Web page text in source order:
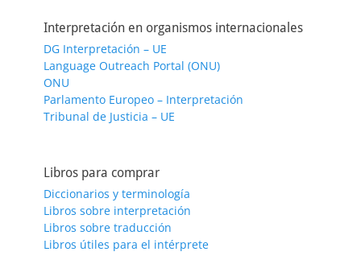
Interpretación en organismos internacionales
DG Interpretación – UE
Language Outreach Portal (ONU)
ONU
Parlamento Europeo – Interpretación
Tribunal de Justicia – UE
Libros para comprar
Diccionarios y terminología
Libros sobre interpretación
Libros sobre traducción
Libros útiles para el intérprete